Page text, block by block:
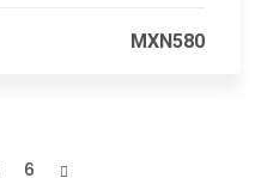
MXN580
6